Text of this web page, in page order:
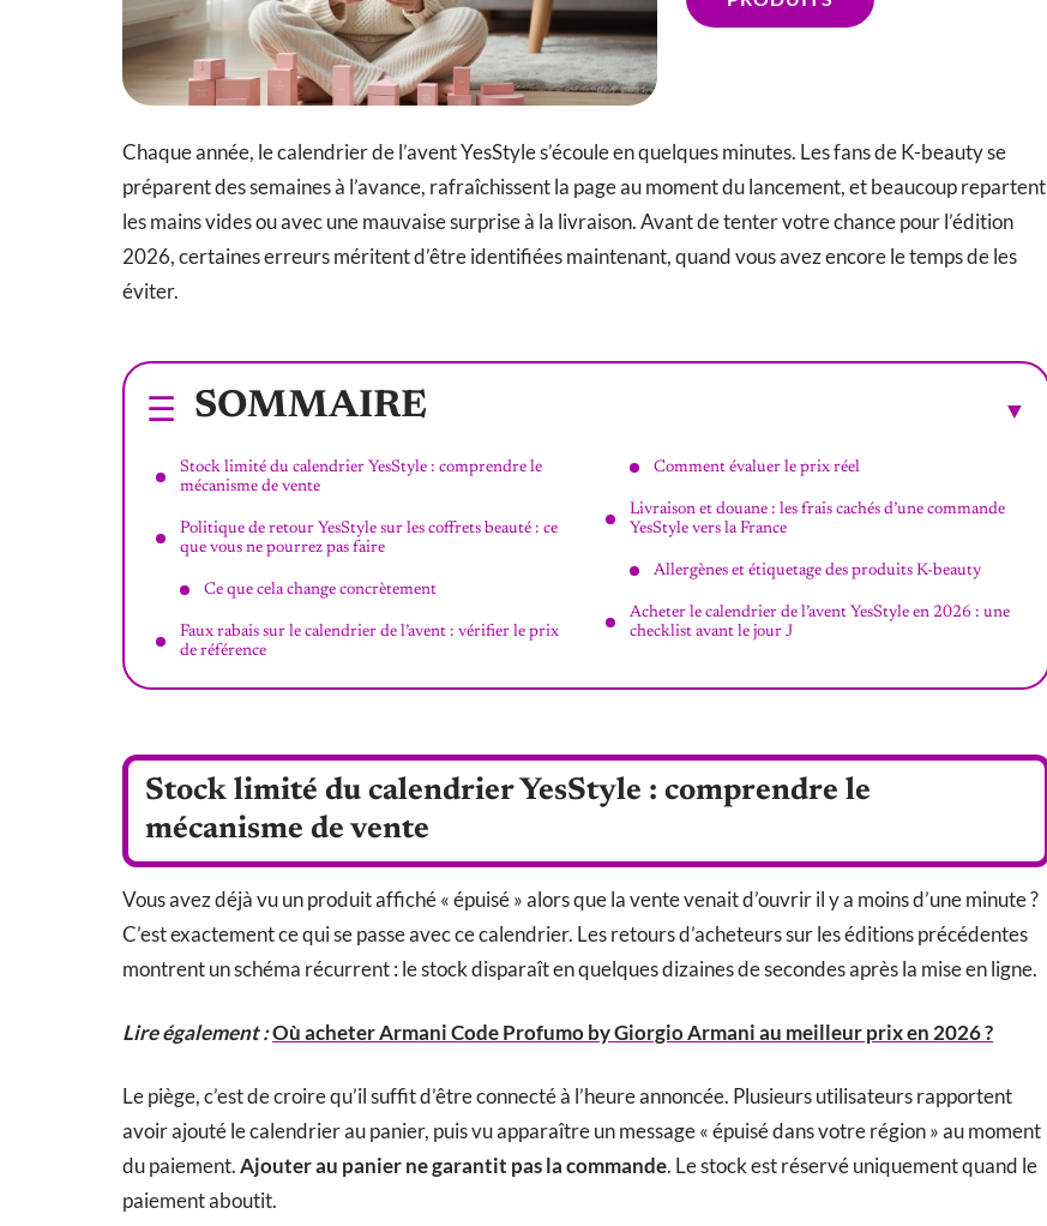
Chaque année, le calendrier de l’avent YesStyle s’écoule en quelques minutes. Les fans de K-beauty se
préparent des semaines à l’avance, rafraîchissent la page au moment du lancement, et beaucoup repartent
les mains vides ou avec une mauvaise surprise à la livraison. Avant de tenter votre chance pour l’édition
2026, certaines erreurs méritent d’être identifiées maintenant, quand vous avez encore le temps de les
éviter.
SOMMAIRE
Stock limité du calendrier YesStyle : comprendre le
mécanisme de vente
Politique de retour YesStyle sur les coffrets beauté : ce
que vous ne pourrez pas faire
Ce que cela change concrètement
Faux rabais sur le calendrier de l’avent : vérifier le prix
de référence
Comment évaluer le prix réel
Livraison et douane : les frais cachés d’une commande
YesStyle vers la France
Allergènes et étiquetage des produits K-beauty
Acheter le calendrier de l’avent YesStyle en 2026 : une
checklist avant le jour J
Stock limité du calendrier YesStyle : comprendre le
mécanisme de vente
Vous avez déjà vu un produit affiché « épuisé » alors que la vente venait d’ouvrir il y a moins d’une minute ?
C’est exactement ce qui se passe avec ce calendrier. Les retours d’acheteurs sur les éditions précédentes
montrent un schéma récurrent : le stock disparaît en quelques dizaines de secondes après la mise en ligne.
Lire également :Où acheter Armani Code Profumo by Giorgio Armani au meilleur prix en 2026 ?
Le piège, c’est de croire qu’il suffit d’être connecté à l’heure annoncée. Plusieurs utilisateurs rapportent
avoir ajouté le calendrier au panier, puis vu apparaître un message « épuisé dans votre région » au moment
du paiement.Ajouter au panier ne garantit pas la commande. Le stock est réservé uniquement quand le
paiement aboutit.